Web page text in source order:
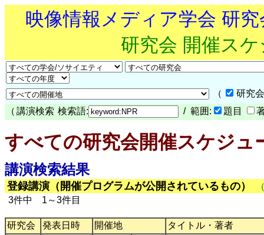
映像情報メディア学会 研
研究会 開催ス
（
研究
（ 講演検索 検索語: / 範囲: 題目
すべての研究会開催スケジュ
講演検索結果
登録講演（開催プログラムが公開されているもの）
3件中 1～3件目
研究会 発表日時 開催地
タイトル・著者